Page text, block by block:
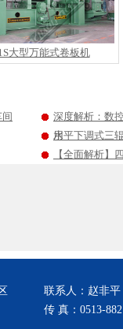
大型万能式卷板机
深度解析：数
用
水平下调式三
【全面解析】
联系人：赵非平
传 真：0513-